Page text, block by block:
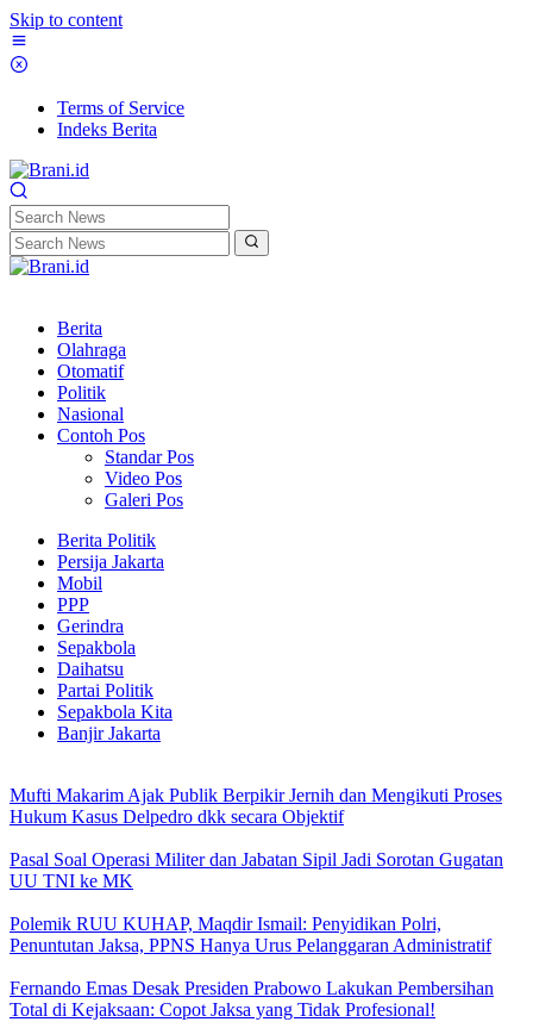
Skip to content
Terms of Service
Indeks Berita
Berita
Olahraga
Otomatif
Politik
Nasional
Contoh Pos
Standar Pos
Video Pos
Galeri Pos
Berita Politik
Persija Jakarta
Mobil
PPP
Gerindra
Sepakbola
Daihatsu
Partai Politik
Sepakbola Kita
Banjir Jakarta
Mufti Makarim Ajak Publik Berpikir Jernih dan Mengikuti Proses
Hukum Kasus Delpedro dkk secara Objektif
Pasal Soal Operasi Militer dan Jabatan Sipil Jadi Sorotan Gugatan
UU TNI ke MK
Polemik RUU KUHAP, Maqdir Ismail: Penyidikan Polri,
Penuntutan Jaksa, PPNS Hanya Urus Pelanggaran Administratif
Fernando Emas Desak Presiden Prabowo Lakukan Pembersihan
Total di Kejaksaan: Copot Jaksa yang Tidak Profesional!